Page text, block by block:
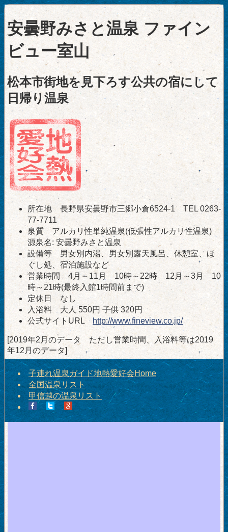
安曇野みさと温泉 ファイン
ビュー室山
松本市街地を見下ろす公共の宿にして
日帰り温泉
所在地 長野県安曇野市三郷小倉6524-1 TEL 0263-
77-7711
泉質 アルカリ性単純温泉(低張性アルカリ性温泉)
源泉名: 安曇野みさと温泉
設備等 男女別内湯、男女別露天風呂、休憩室、ほ
ぐし処、宿泊施設など
営業時間 4月～11月 10時～22時 12月～3月 10
時～21時(最終入館1時間前まで)
定休日 なし
入浴料 大人 550円 子供 320円
公式サイトURL http://www.fineview.co.jp/
[2019年2月のデータ ただし営業時間、入浴料等は2019
年12月のデータ]
子連れ温泉ガイド地熱愛好会Home
全国温泉リスト
甲信越の温泉リスト